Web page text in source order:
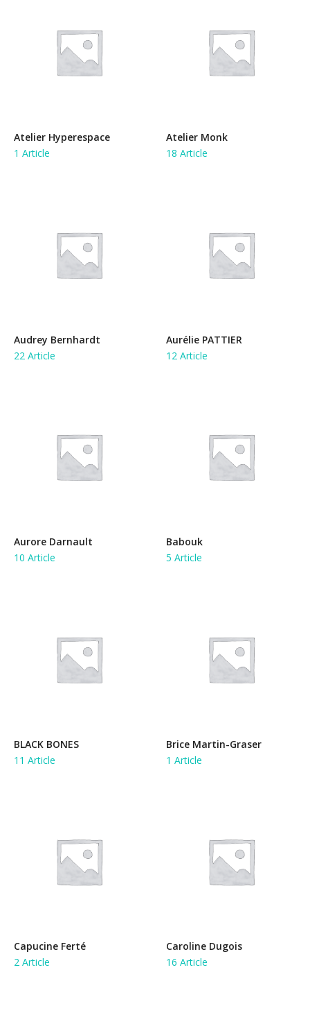
Atelier Hyperespace
1 Article
Atelier Monk
18 Article
Audrey Bernhardt
22 Article
Aurélie PATTIER
12 Article
Aurore Darnault
10 Article
Babouk
5 Article
BLACK BONES
11 Article
Brice Martin-Graser
1 Article
Capucine Ferté
2 Article
Caroline Dugois
16 Article